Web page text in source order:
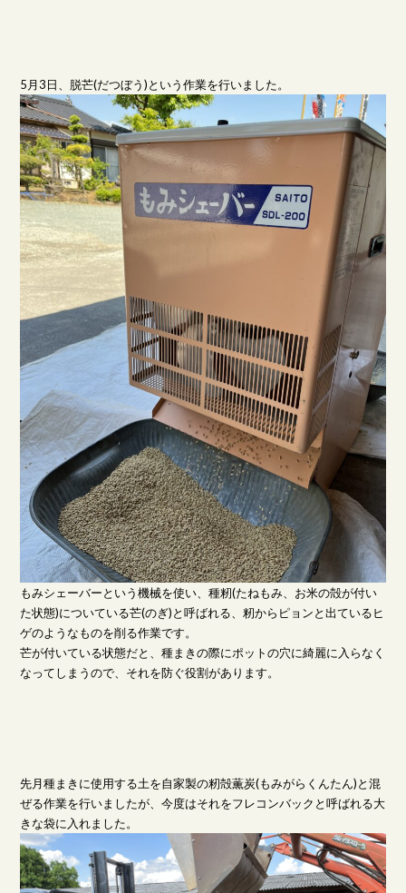
5月3日、脱芒(だつぼう)という作業を行いました。
もみシェーバーという機械を使い、種籾(たねもみ、お米の殻が付い
た状態)についている芒(のぎ)と呼ばれる、籾からピョンと出ているヒ
ゲのようなものを削る作業です。
芒が付いている状態だと、種まきの際にポットの穴に綺麗に入らなく
なってしまうので、それを防ぐ役割があります。
先月種まきに使用する土を自家製の籾殻薫炭(もみがらくんたん)と混
ぜる作業を行いましたが、今度はそれをフレコンバックと呼ばれる大
きな袋に入れました。